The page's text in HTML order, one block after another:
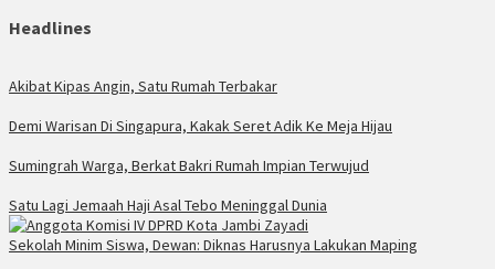
Headlines
Akibat Kipas Angin, Satu Rumah Terbakar
Demi Warisan Di Singapura, Kakak Seret Adik Ke Meja Hijau
Sumingrah Warga, Berkat Bakri Rumah Impian Terwujud
Satu Lagi Jemaah Haji Asal Tebo Meninggal Dunia
Sekolah Minim Siswa, Dewan: Diknas Harusnya Lakukan Maping